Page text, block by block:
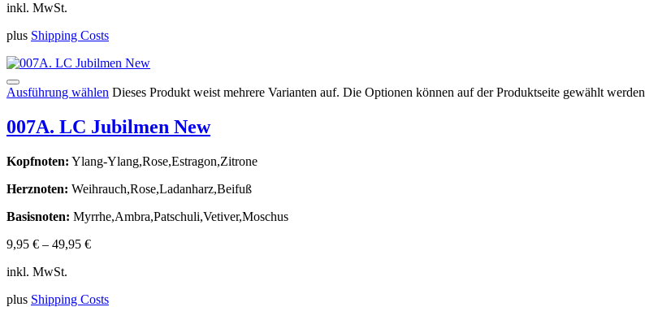
inkl. MwSt.
plus Shipping Costs
Ausführung wählen Dieses Produkt weist mehrere Varianten auf. Die Optionen können auf der Produktseite gewählt werden
007A. LC Jubilmen New
Kopfnoten: Ylang-Ylang,Rose,Estragon,Zitrone
Herznoten: Weihrauch,Rose,Ladanharz,Beifuß
Basisnoten: Myrrhe,Ambra,Patschuli,Vetiver,Moschus
9,95 € – 49,95 €
inkl. MwSt.
plus Shipping Costs